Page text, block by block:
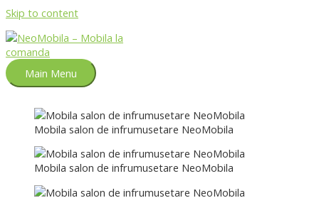
Skip to content
Main Menu
Mobila salon de infrumusetare NeoMobila
Mobila salon de infrumusetare NeoMobila